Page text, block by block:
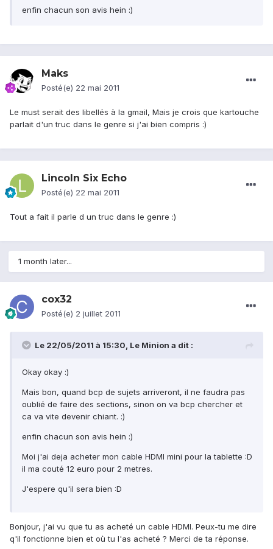
enfin chacun son avis hein :)
Maks
Posté(e) 22 mai 2011
Le must serait des libellés à la gmail, Mais je crois que kartouche
parlait d'un truc dans le genre si j'ai bien compris :)
Lincoln Six Echo
Posté(e) 22 mai 2011
Tout a fait il parle d un truc dans le genre :)
1 month later...
cox32
Posté(e) 2 juillet 2011
Le 22/05/2011 à 15:30, Le Minion a dit :
Okay okay :)
Mais bon, quand bcp de sujets arriveront, il ne faudra pas
oublié de faire des sections, sinon on va bcp chercher et
ca va vite devenir chiant. :)
enfin chacun son avis hein :)
Moi j'ai deja acheter mon cable HDMI mini pour la tablette :D
il ma couté 12 euro pour 2 metres.
J'espere qu'il sera bien :D
Bonjour, j'ai vu que tu as acheté un cable HDMI. Peux-tu me dire
q'il fonctionne bien et où tu l'as acheté ? Merci de ta réponse.